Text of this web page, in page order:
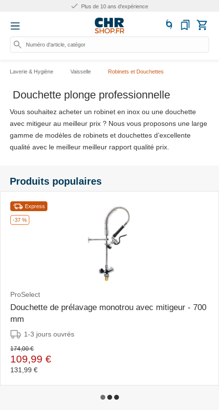
Plus de 25.000 produits
Numéro d'article, catégorie ou nom
Laverie & Hygiène Vaisselle Robinets et Douchettes
Douchette plonge professionnelle
Vous souhaitez acheter un robinet en inox ou une douchette
avec mitigeur au meilleur prix ? Nous vous proposons une large
gamme de modèles de robinets et douchettes d’excellente
qualité avec le meilleur meilleur rapport qualité prix.
Produits populaires
-37 %
Express
ProSelect
Douchette de prélavage monotrou avec mitigeur - 700
mm
1-3 jours ouvrés
174,00 €
109,99 €
131,99 €